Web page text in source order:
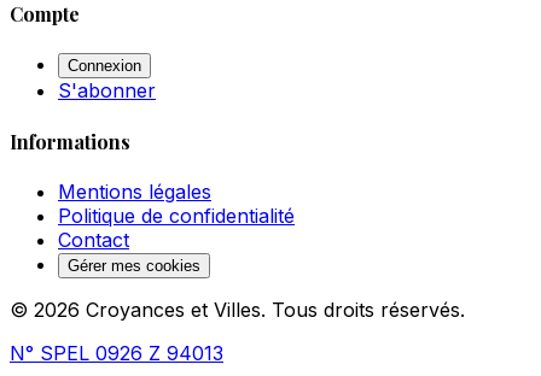
Compte
Connexion
S'abonner
Informations
Mentions légales
Politique de confidentialité
Contact
Gérer mes cookies
© 2026 Croyances et Villes. Tous droits réservés.
N° SPEL 0926 Z 94013